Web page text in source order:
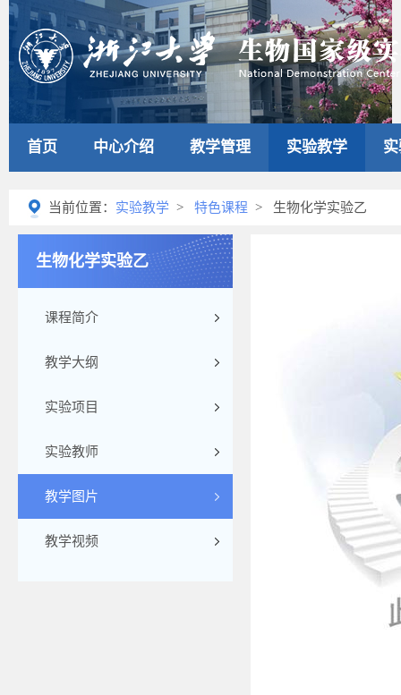
首页 中心介绍 教学管理 实验教学
当前位置： 实验教学 > 特色课程 > 生物化学实验乙
生物化学实验乙
课程简介
教学大纲
实验项目
实验教师
教学图片
教学视频